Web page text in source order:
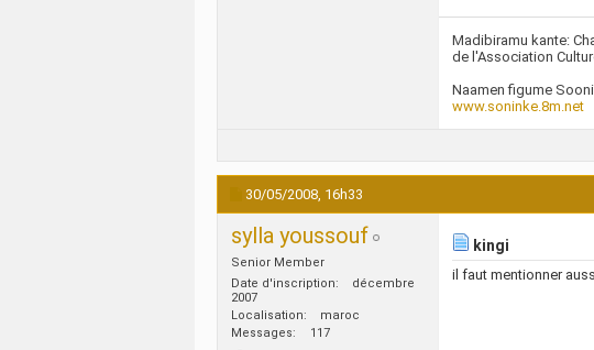
Madibiramu kante:
de l'Association
Naamen figume
www.soninke.8m.net
30/05/2008, 16h33
sylla youssouf
Senior Member
Date d'inscription
décembre
2007
Localisation
maroc
Messages
117
kingi
il faut mentionner